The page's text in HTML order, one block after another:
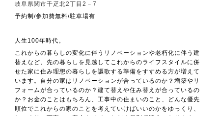
岐阜県関市千疋北2丁目2 －7
予約制/参加費無料/駐車場有
人生 100年時代。
これからの暮らしの変化に伴うリノベーションや老朽化に伴う建
替えなど、先の暮らしを見越して これからのライフスタイルに併
せた家に住み理想の暮らしを謳歌する準備をすすめる方が増えて
います。 自分の家はリノベーションが合っているのか？増築やリ
フォームが合っているのか？建て替えや住み替えが合っているの
か？ お金のことはもちろん、工事中の住まいのこと、
どんな優先
順位でこれからの家のことを考えていけばいいのかをゆっくり、